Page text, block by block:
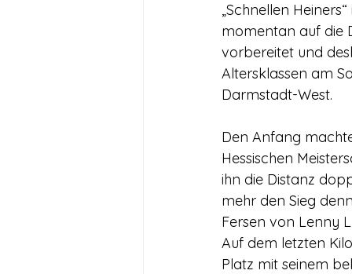
„Schnellen
momentan auf die
vorbereitet und
Altersklassen am
Darmstadt-West.
Den Anfang
Hessischen
ihn die Distanz
mehr den Sieg
Fersen von Lenny
Auf dem letzten
Platz mit seinem